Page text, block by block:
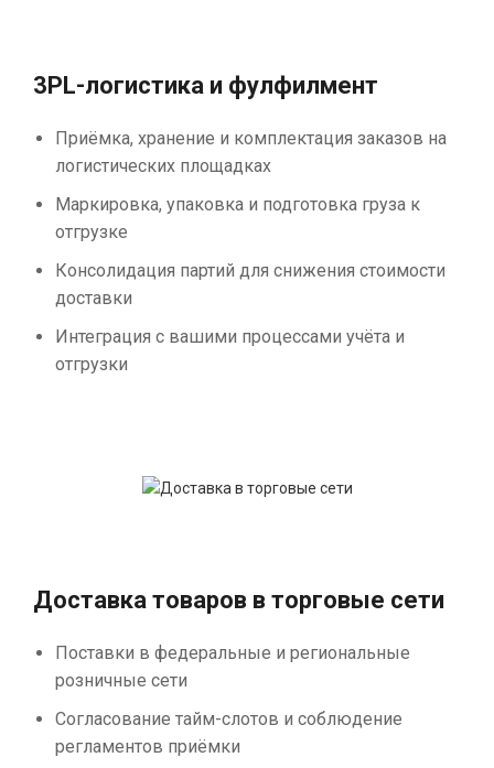
3PL-логистика и фулфилмент
Приёмка, хранение и комплектация заказов на
логистических площадках
Маркировка, упаковка и подготовка груза к
отгрузке
Консолидация партий для снижения стоимости
доставки
Интеграция с вашими процессами учёта и
отгрузки
Доставка товаров в торговые сети
Поставки в федеральные и региональные
розничные сети
Согласование тайм-слотов и соблюдение
регламентов приёмки